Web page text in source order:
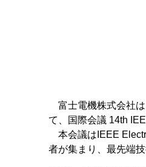
富士電機株式会社は
て、国際会議 14th
本会議はIEEE
者が集まり、最先端